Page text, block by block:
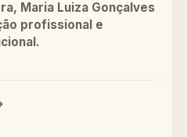
Maria Luiza Gonçalves
profissional e